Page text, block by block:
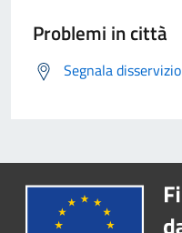
Problemi in città
Segnala disservizio